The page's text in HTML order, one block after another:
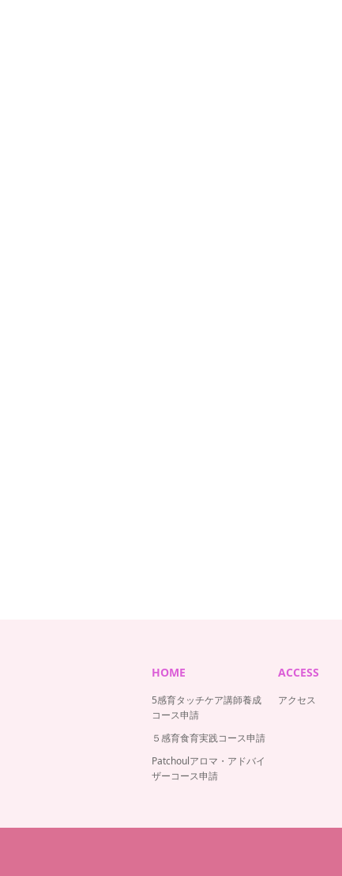
HOME
5感育タッチケア講師養成
コース申請
５感育食育実践コース申請
Patchoulアロマ・アドバイ
ザーコース申請
ACCESS
アクセス